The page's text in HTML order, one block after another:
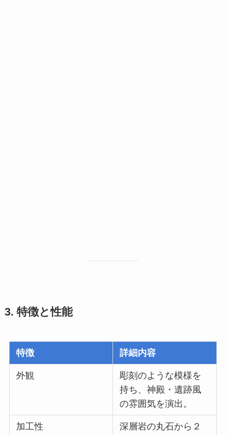
3. 特徴と性能
特徴 詳細内容
外観
彫刻のような模様を
持ち、神殿・遺跡風
の雰囲気を演出。
加工性
深層岩の丸石から２